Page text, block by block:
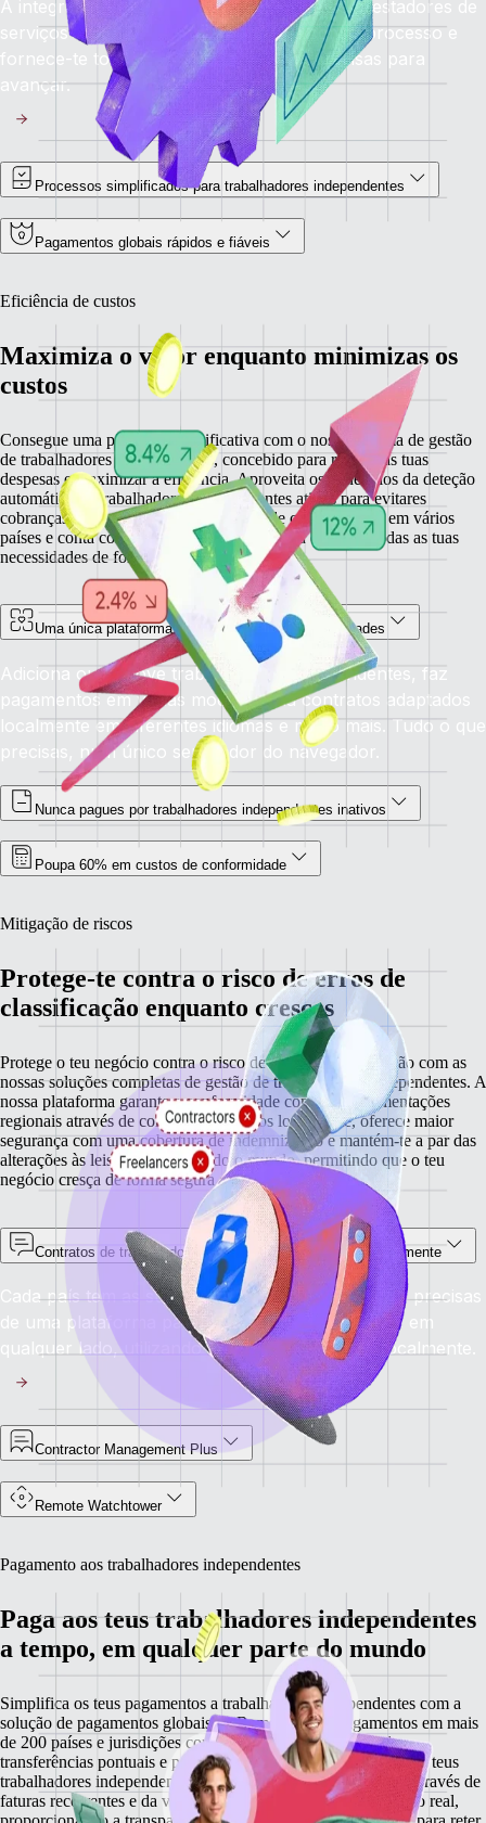
A integração automatizada permite que os prestadores de
serviços se familiarizem rapidamente com o processo e
fornece-te toda a documentação que precisas para
avançar.
Processos simplificados para trabalhadores independentes
Pagamentos globais rápidos e fiáveis
Eficiência de custos
Maximiza o valor enquanto minimizas os
custos
Consegue uma poupança significativa com o nosso sistema de gestão
de trabalhadores independentes, concebido para reduzir as tuas
despesas e maximizar a eficiência. Aproveita os benefícios da deteção
automática de trabalhadores independentes ativos para evitares
cobranças desnecessárias, reduz custos de conformidade em vários
países e conta com uma plataforma unificada que gere todas as tuas
necessidades de forma eficaz.
Uma única plataforma para todas as tuas necessidades
Adiciona ou remove trabalhadores independentes, faz
pagamentos em várias moedas, cria contratos adaptados
localmente em diferentes idiomas e muito mais. Tudo o que
precisas, num único separador do navegador.
Nunca pagues por trabalhadores independentes inativos
Poupa 60% em custos de conformidade
Mitigação de riscos
Protege-te contra o risco de erros de
classificação enquanto cresces
Protege o teu negócio contra o risco de erros de classificação com as
nossas soluções completas de gestão de trabalhadores independentes. A
nossa plataforma garante a conformidade com as regulamentações
regionais através de contratos adaptados localmente, oferece maior
segurança com uma cobertura de indemnização e mantém-te a par das
alterações às leis laborais em todo o mundo, permitindo que o teu
negócio cresça de forma segura e escalável.
Contratos de trabalhadores independentes adaptados localmente
Cada país tem as suas próprias regras, mas tu só precisas
de uma plataforma para garantir a conformidade em
qualquer lado, utilizando contratos adaptados localmente.
Contractor Management Plus
Remote Watchtower
Pagamento aos trabalhadores independentes
Paga aos teus trabalhadores independentes
a tempo, em qualquer parte do mundo
Simplifica os teus pagamentos a trabalhadores independentes com a
solução de pagamentos globais da Remote. Gere pagamentos em mais
de 200 países e jurisdições com total facilidade, garantindo
transferências pontuais e previsíveis nas moedas preferidas dos teus
trabalhadores independentes. A Remote minimiza os atrasos através de
faturas recorrentes e da visibilidade dos pagamentos em tempo real,